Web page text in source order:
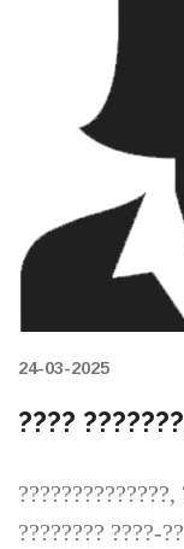
24-03-2025
????
???????? ????-